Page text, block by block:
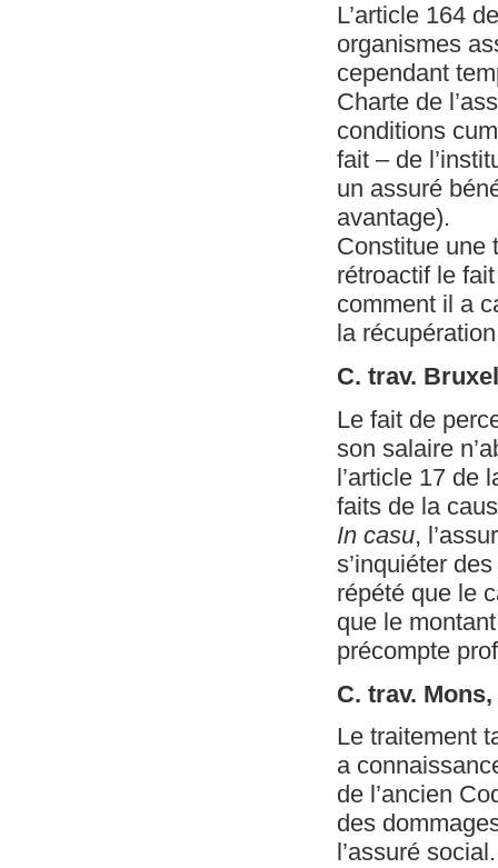
L’article 164
organismes
cependant
Charte de
conditions
fait – de
un assuré
avantage).
Constitue une
rétroactif le
comment il a
la
C. trav.
Le fait de
son salaire
l’article 17 de
faits de la
In casu,
s’inquiéter
répété que le
que le
précompte
C. trav.
Le traitement
a
de l’ancien
des
l’assuré social.